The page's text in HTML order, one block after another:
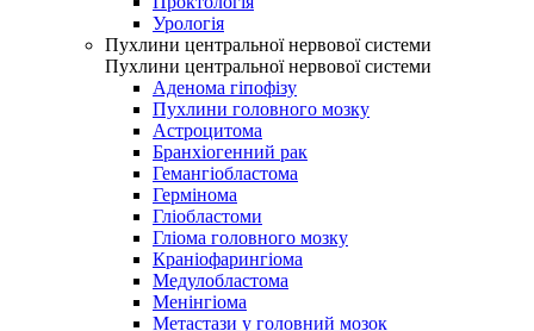
Урологія
Пухлини центральної нервової системи
Пухлини центральної нервової системи
Аденома гіпофізу
Пухлини головного мозку
Астроцитома
Бранхіогенний рак
Гемангіобластома
Гермінома
Гліобластоми
Гліома головного мозку
Краніофарингіома
Медулобластома
Менінгіома
Метастази у головний мозок